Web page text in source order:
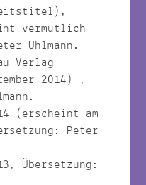
vermutlich
Uhlmann.
Verlag
2014) ,
(erscheint am
Peter
Übersetzung: